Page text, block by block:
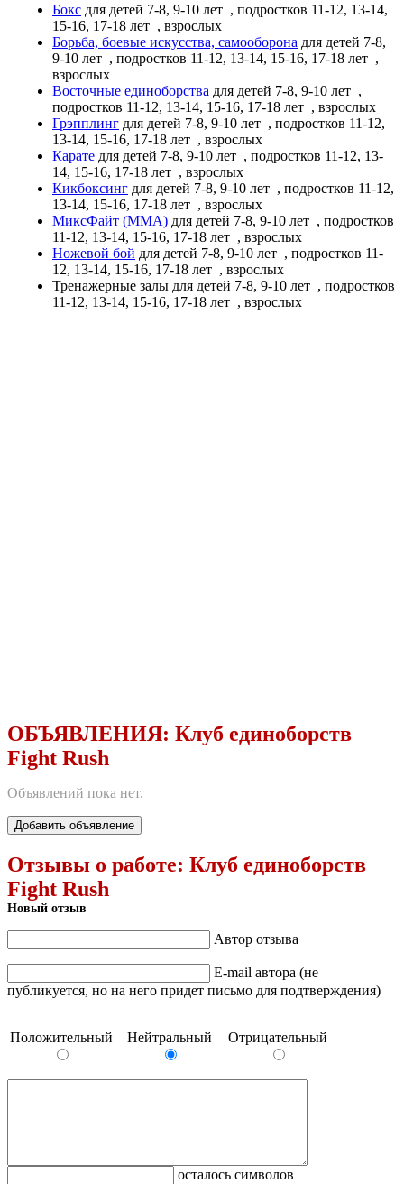
Бокс для детей 7-8, 9-10 лет , подростков 11-12, 13-14,
15-16, 17-18 лет , взрослых
Борьба, боевые искусства, самооборона для детей 7-8,
9-10 лет , подростков 11-12, 13-14, 15-16, 17-18 лет ,
взрослых
Восточные единоборства для детей 7-8, 9-10 лет ,
подростков 11-12, 13-14, 15-16, 17-18 лет , взрослых
Грэпплинг для детей 7-8, 9-10 лет , подростков 11-12,
13-14, 15-16, 17-18 лет , взрослых
Карате для детей 7-8, 9-10 лет , подростков 11-12, 13-
14, 15-16, 17-18 лет , взрослых
Кикбоксинг для детей 7-8, 9-10 лет , подростков 11-12,
13-14, 15-16, 17-18 лет , взрослых
МиксФайт (ММА) для детей 7-8, 9-10 лет , подростков
11-12, 13-14, 15-16, 17-18 лет , взрослых
Ножевой бой для детей 7-8, 9-10 лет , подростков 11-
12, 13-14, 15-16, 17-18 лет , взрослых
Тренажерные залы для детей 7-8, 9-10 лет , подростков
11-12, 13-14, 15-16, 17-18 лет , взрослых
ОБЪЯВЛЕНИЯ: Клуб единоборств
Fight Rush
Объявлений пока нет.
Добавить объявление
Отзывы о работе: Клуб единоборств
Fight Rush
Новый отзыв
Автор отзыва
E-mail автора (не
публикуется, но на него придет письмо для подтверждения)
Положительный Нейтральный Отрицательный
осталось символов